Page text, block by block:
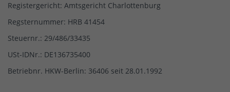
Registergericht: Amtsgericht Charlottenburg
Regsternummer: HRB 41454
Steuernr.: 29/486/33435
USt-IDNr.: DE136735400
Betriebnr. HKW-Berlin: 36406 seit 28.01.1992